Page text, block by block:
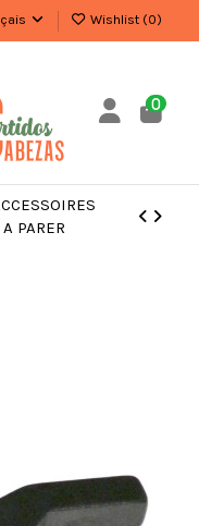
Wishlist (0)
0
PARER